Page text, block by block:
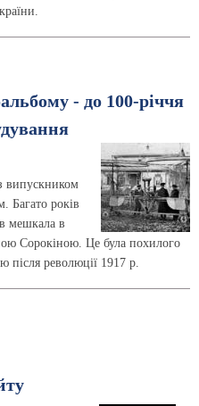
- до 100-річчя
випускником
Багато років
мешкала в
Сорокіною. Це була похилого
після революції 1917 р.